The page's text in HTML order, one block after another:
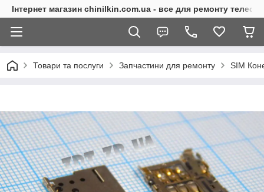
Інтернет магазин chinilkin.com.ua - все для ремонту
Товари та послуги Запчастини для ремонту SIM